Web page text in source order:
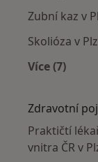
Zubní kaz v
Skolióza v
Více (7)
Zdravotní
Praktičtí
vnitra ČR v